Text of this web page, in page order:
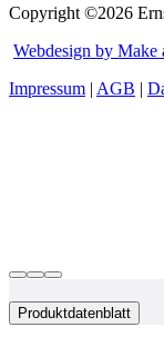
Copyright ©2026
Webdesign by Make
Impressum | AGB |
Produktdatenblatt